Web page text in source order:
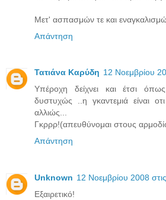
Μετ' ασπασμών τε και
Απάντηση
Τατιάνα Καρύδη 12 Νοεμβρίου
Υπέροχη δείχνει και έτσι
δυστυχώς ..η γκαντεμιά είναι
αλλιώς...
Γκρρρ!(απευθύνομαι στους
Απάντηση
Unknown 12 Νοεμβρίου 2008
Εξαιρετικό!